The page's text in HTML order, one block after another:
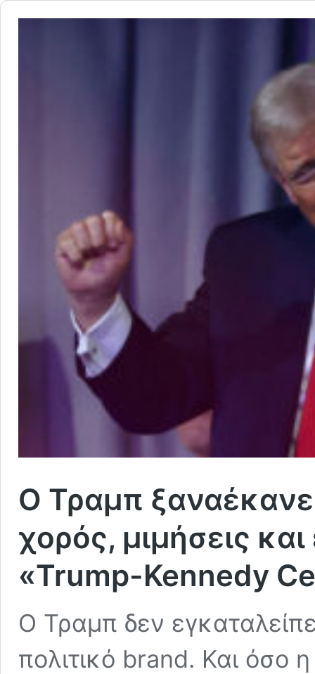
Ο Τραμπ
χορός, μιμήσεις
«Trump-Kennedy
Ο Τραμπ δεν
πολιτικό brand. Και όσο